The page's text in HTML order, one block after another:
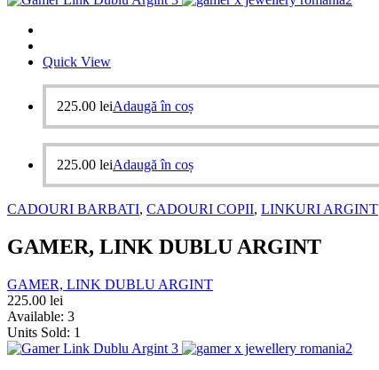
Quick View
225.00 leiAdaugă în coș
225.00 leiAdaugă în coș
CADOURI BARBATI, CADOURI COPII, LINKURI ARGINT
GAMER, LINK DUBLU ARGINT
GAMER, LINK DUBLU ARGINT
225.00 lei
Available: 3
Units Sold: 1